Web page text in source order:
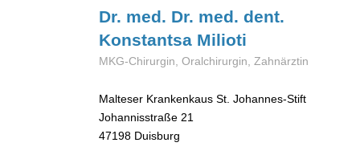
Dr. med. Dr. med. dent.
Konstantsa Milioti
MKG-Chirurgin, Oralchirurgin, Zahnärztin
Malteser Krankenkaus St. Johannes-Stift
Johannisstraße 21
47198 Duisburg